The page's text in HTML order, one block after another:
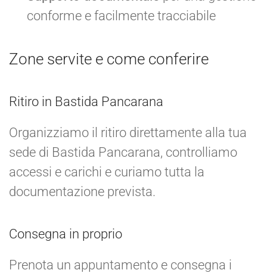
conforme e facilmente tracciabile
Zone servite e come conferire
Ritiro in Bastida Pancarana
Organizziamo il ritiro direttamente alla tua
sede di Bastida Pancarana, controlliamo
accessi e carichi e curiamo tutta la
documentazione prevista.
Consegna in proprio
Prenota un appuntamento e consegna i